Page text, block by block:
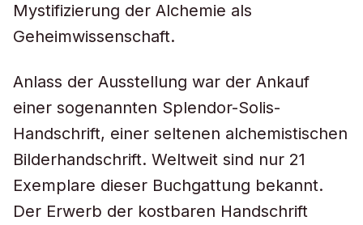
Mystifizierung der Alchemie als
Geheimwissenschaft.
Anlass der Ausstellung war der Ankauf
einer sogenannten Splendor-Solis-
Handschrift, einer seltenen alchemistischen
Bilderhandschrift. Weltweit sind nur 21
Exemplare dieser Buchgattung bekannt.
Der Erwerb der kostbaren Handschrift